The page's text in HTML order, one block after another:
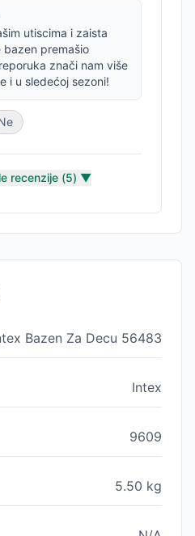
utiscima i zaista
bazen premašio
znači nam više
i u sledećoj sezoni!
recenzije (5) ▼
Bazen Za Decu 56483
Intex
9609
5.50 kg